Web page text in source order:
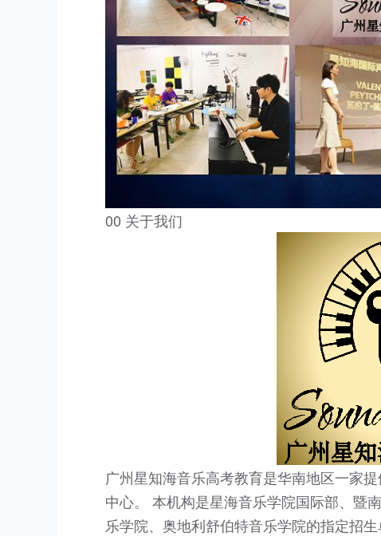
00 关于我们
广州星知海音乐高考教育是华南地区一家
中心。 本机构是星海音乐学院国际部、暨
乐学院、奥地利舒伯特音乐学院的指定招